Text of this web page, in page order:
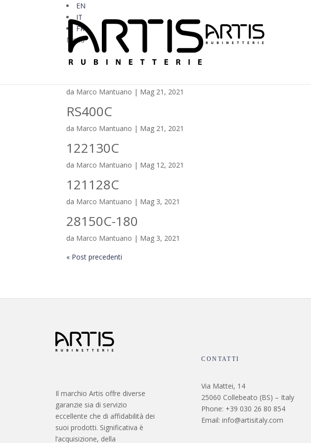
EN
IT
FR
Menu
da Marco Mantuano | Mag 21, 2021
RS400C
da Marco Mantuano | Mag 21, 2021
122130C
da Marco Mantuano | Mag 12, 2021
121128C
da Marco Mantuano | Mag 3, 2021
28150C-180
da Marco Mantuano | Mag 3, 2021
« Post precedenti
Il marchio Artis offre diverse
garanzie sia di servizio
eccellente che di affidabilità dei
suoi prodotti. Significativa è
l’acquisizione, della
CONTATTI
Via Mattei, 14
25060 Collebeato (BS) – Italy
Phone: +39 030 26 80 854
Email: info@artisitaly.com